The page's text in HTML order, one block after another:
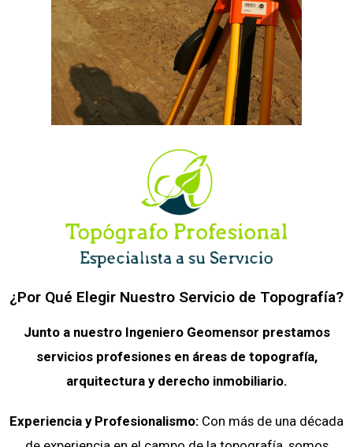
¿Por Qué Elegir Nuestro Servicio de Topografía?
Junto a nuestro Ingeniero Geomensor prestamos
servicios profesiones en áreas de topografía,
arquitectura y derecho inmobiliario.
Experiencia y Profesionalismo: Con más de una década